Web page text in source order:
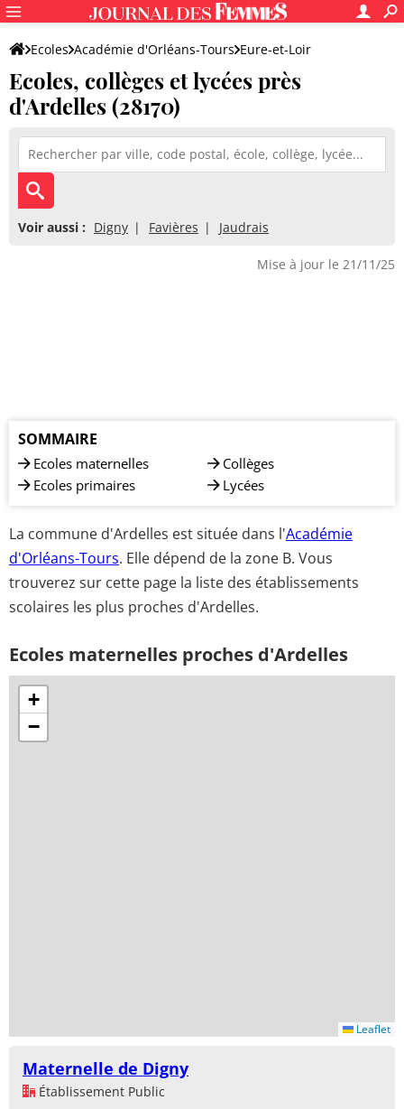
Ecoles Académie d'Orléans-Tours Eure-et-Loir
Ecoles, collèges et lycées près
d'Ardelles (28170)
Voir aussi : Digny Favières Jaudrais
Mise à jour le 21/11/25
SOMMAIRE
Ecoles maternelles
Ecoles primaires
Collèges
Lycées
La commune d'Ardelles est située dans l'Académie
d'Orléans-Tours. Elle dépend de la zone B. Vous
trouverez sur cette page la liste des établissements
scolaires les plus proches d'Ardelles.
Ecoles maternelles proches d'Ardelles
+
−
Leaflet
Maternelle de Digny
Établissement Public